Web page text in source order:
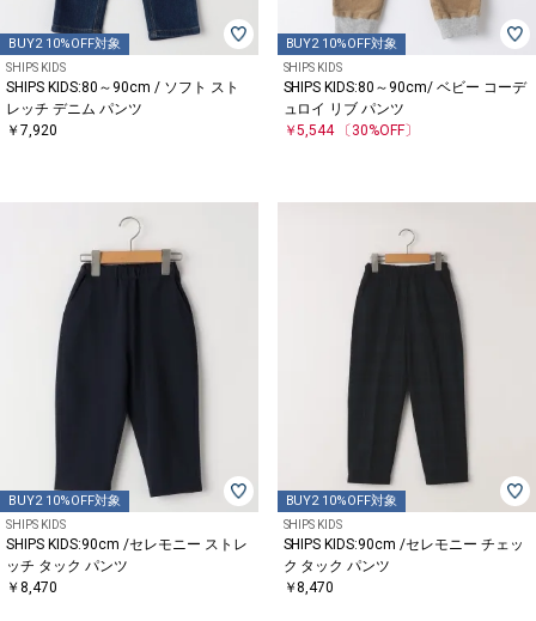
BUY2 10%OFF対象
SHIPS KIDS
SHIPS KIDS:80～90cm / ソフト スト
レッチ デニム パンツ
￥7,920
BUY2 10%OFF対象
SHIPS KIDS
SHIPS KIDS:80～90cm/ ベビー コーデ
ュロイ リブ パンツ
￥5,544〔30%OFF〕
BUY2 10%OFF対象
SHIPS KIDS
SHIPS KIDS:90cm /セレモニー ストレ
ッチ タック パンツ
￥8,470
BUY2 10%OFF対象
SHIPS KIDS
SHIPS KIDS:90cm /セレモニー チェッ
ク タック パンツ
￥8,470